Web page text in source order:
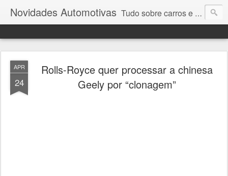
Novidades Automotivas Tudo sobre carros e motores
APR
24
Rolls-Royce quer processar a chinesa
Geely por “clonagem”